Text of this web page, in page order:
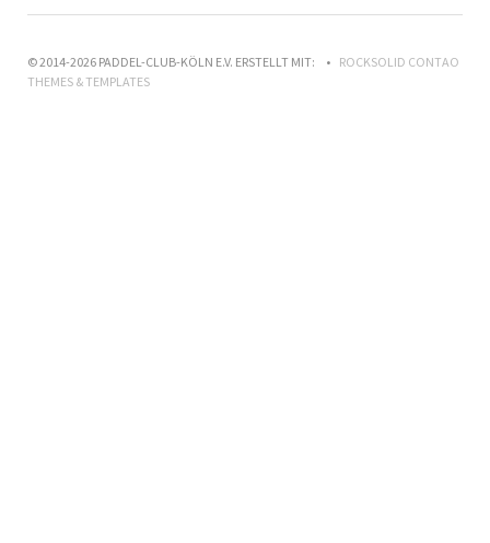
© 2014-2026 PADDEL-CLUB-KÖLN E.V. ERSTELLT MIT:
ROCKSOLID CONTAO
THEMES & TEMPLATES